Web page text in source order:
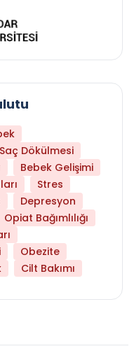
Saç Dökülmesi
Bebek Gelişimi
Stres
Depresyon
Opiat Bağımlılığı
Obezite
Cilt Bakımı